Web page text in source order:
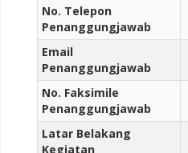
No. Telepon
Penanggungjawab
Email
Penanggungjawab
No. Faksimile
Penanggungjawab
Latar Belakang
Kegiatan